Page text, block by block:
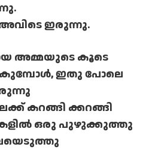
അവിടെ ഇരുന്നു.
അമ്മയുടെ കൂടെ
ഇതു പോലെ
കറങ്ങി ക്കറങ്ങി
ഒരു പുഴുക്കുത്തു